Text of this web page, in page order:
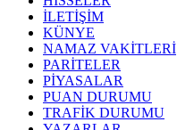
İLETİŞİM
KÜNYE
NAMAZ VAKİTLERİ
PARİTELER
PİYASALAR
PUAN DURUMU
TRAFİK DURUMU